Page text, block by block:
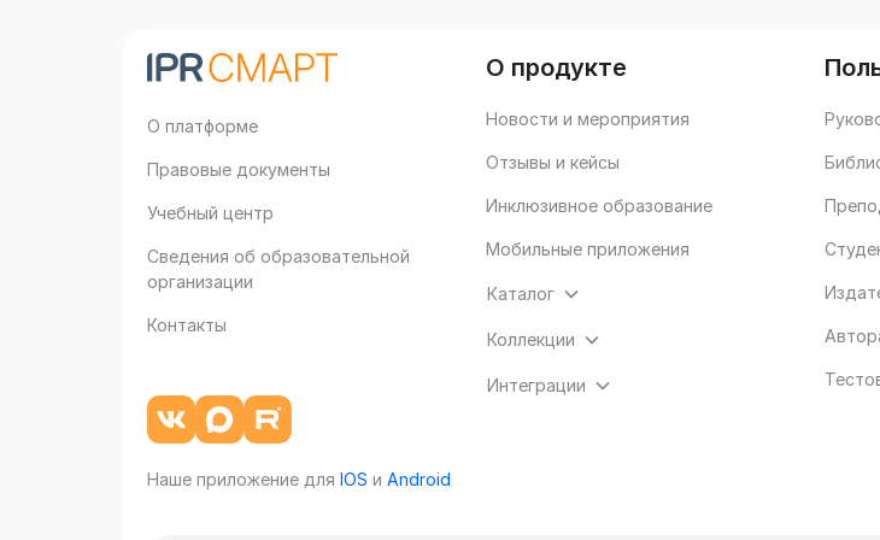
О платформе
Правовые документы
Учебный центр
Сведения об образовательной
организации
Контакты
Наше приложение для IOS и Android
О продукте
Новости и мероприятия
Отзывы и кейсы
Инклюзивное образование
Мобильные приложения
Каталог
Коллекции
Интеграции